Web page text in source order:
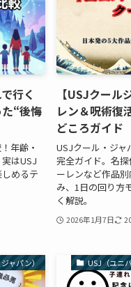
行く
“後悔
年齢・
はUSJ
めるテ
【USJクール
レン＆呪術復
どころガイド
USJクール・ジ
完全ガイド。名
ーレンなど作品
み、1日の回り方
く解説。
2026年1月7日
ャパン） USJ（ユニ